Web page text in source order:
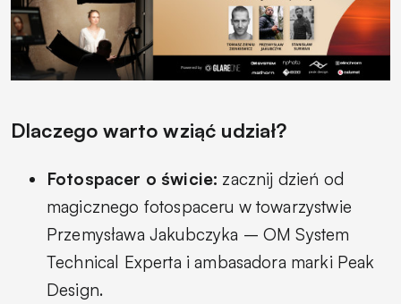
Dlaczego warto wziąć udział?
Fotospacer o świcie: zacznij dzień od
magicznego fotospaceru w towarzystwie
Przemysława Jakubczyka – OM System
Technical Experta i ambasadora marki Peak
Design.